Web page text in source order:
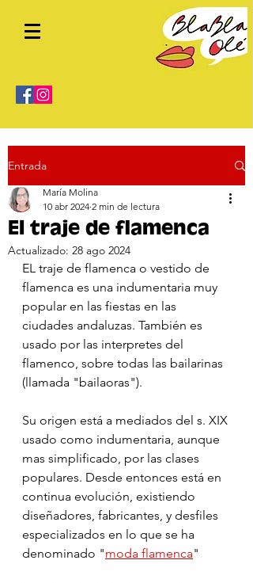
Entrada
El traje de flamenca
María Molina
10 abr 2024 2 min de lectura
Actualizado: 28 ago 2024
EL traje de flamenca o vestido de
flamenca es una indumentaria muy
popular en las fiestas en las
ciudades andaluzas. También es
usado por las interpretes del
flamenco, sobre todas las bailarinas
(llamada "bailaoras").
Su origen está a mediados del s. XIX
usado como indumentaria, aunque
mas simplificado, por las clases
populares. Desde entonces está en
continua evolución, existiendo
diseñadores, fabricantes, y desfiles
especializados en lo que se ha
denominado "moda flamenca"